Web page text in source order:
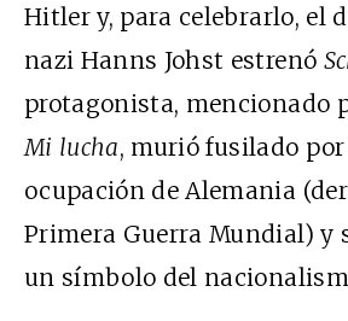
Hitler y, para celebrarlo, el
nazi Hanns Johst estrenó
protagonista, mencionado
Mi lucha, murió fusilado
ocupación de Alemania
Primera Guerra Mundial) y
un símbolo del